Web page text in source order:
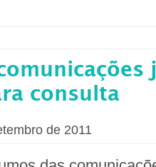
consulta
de 2011